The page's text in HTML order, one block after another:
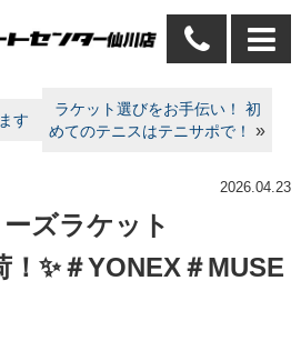
す
ラケット選びをお手伝い！ 初
めてのテニスはテニサポで！
»
2026.04.23
ズラケット
！✨＃YONEX＃MUSE